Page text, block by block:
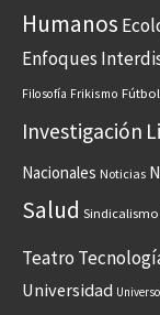
Humanos
Enfoques
Filosofía Frikismo Fútbol
Investigación
Nacionales Noticias
Salud Sindicalismo
Teatro
Universidad